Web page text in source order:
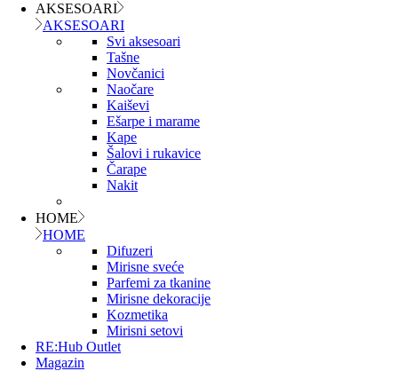
AKSESOARI
AKSESOARI
Svi aksesoari
Tašne
Novčanici
Naočare
Kaiševi
Ešarpe i marame
Kape
Šalovi i rukavice
Čarape
Nakit
HOME
HOME
Difuzeri
Mirisne sveće
Parfemi za tkanine
Mirisne dekoracije
Kozmetika
Mirisni setovi
RE:Hub Outlet
Magazin